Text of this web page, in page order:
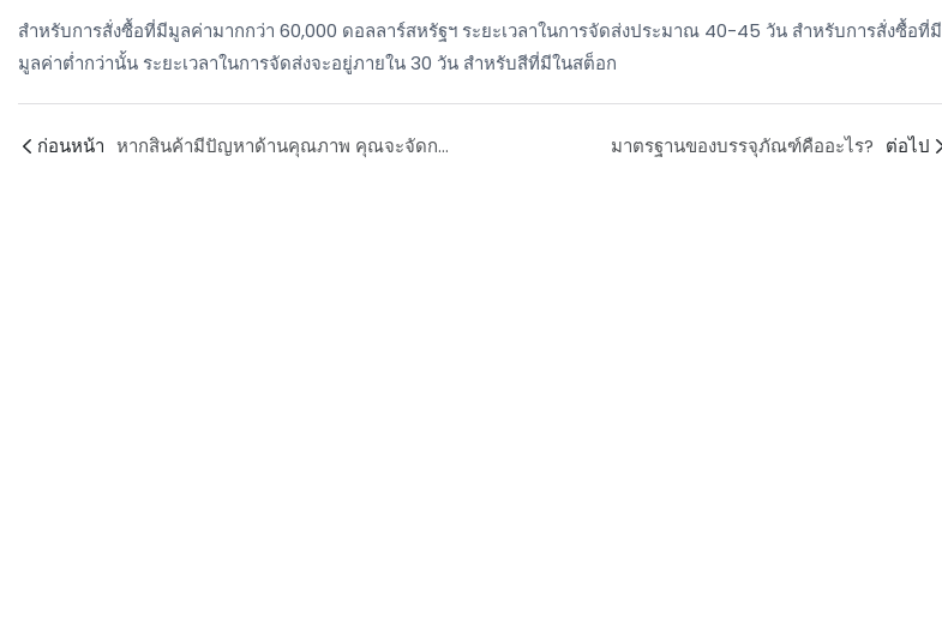
สำหรับการสั่งซื้อที่มีมูลค่ามากกว่า 60,000 ดอลลาร์สหรัฐฯ ระยะเวลาในการจัดส่งประมาณ 40-45 วัน สำหรับการสั่งซื้อที่มี
มูลค่าต่ำกว่านั้น ระยะเวลาในการจัดส่งจะอยู่ภายใน 30 วัน สำหรับสีที่มีในสต็อก
ก่อนหน้า หากสินค้ามีปัญหาด้านคุณภาพ คุณจะจัดการอย่างไร? มาตรฐานของบรรจุภัณฑ์คืออะไร? ต่อไป